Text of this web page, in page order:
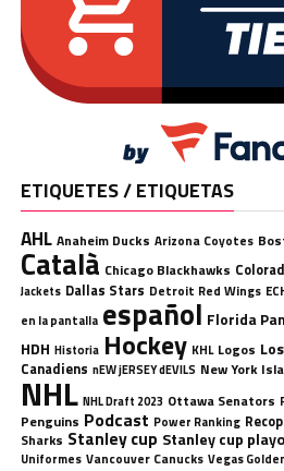
ETIQUETES / ETIQUETAS
AHL Anaheim Ducks Arizona Coyotes
Català Chicago Blackhawks
Jackets Dallas Stars Detroit Red Wings
en la pantalla español Florida
HDH Historia Hockey KHL Logos
Canadiens nEW jERSEY dEVILS New York
NHL NHL Draft 2023 Ottawa Senators
Penguins Podcast Power Ranking
Sharks Stanley cup Stanley cup
Uniformes Vancouver Canucks Vegas